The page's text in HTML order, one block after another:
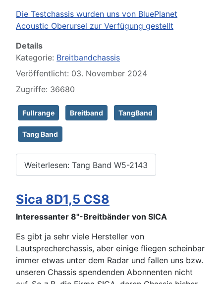
Die Testchassis wurden uns von BluePlanet
Acoustic Oberursel zur Verfügung gestellt
Details
Kategorie: Breitbandchassis
Veröffentlicht: 03. November 2024
Zugriffe: 36680
Fullrange Breitband TangBand
Tang Band
Weiterlesen: Tang Band W5-2143
Sica 8D1,5 CS8
Interessanter 8"-Breitbänder von SICA
Es gibt ja sehr viele Hersteller von
Lautsprecherchassis, aber einige fliegen scheinbar
immer etwas unter dem Radar und fallen uns bzw.
unseren Chassis spendenden Abonnenten nicht